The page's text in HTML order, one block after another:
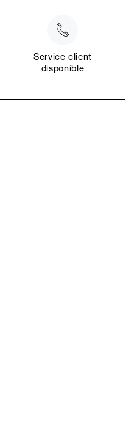
Service client
disponible